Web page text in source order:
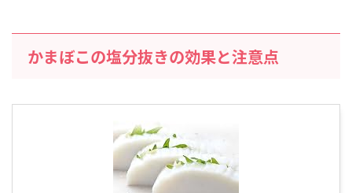
かまぼこの塩分抜きの効果と注意点